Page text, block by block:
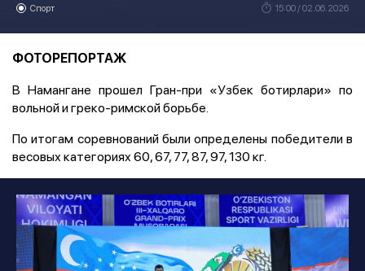
Спорт 15:00 / 02.06.2026
ФОТОРЕПОРТАЖ
В Намангане прошел Гран-при «Узбек ботирлари» по
вольной и греко-римской борьбе.
По итогам соревнований были определены победители в
весовых категориях 60, 67, 77, 87, 97, 130 кг.